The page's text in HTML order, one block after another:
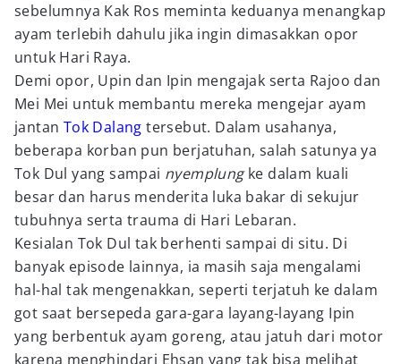
sebelumnya Kak Ros meminta keduanya menangkap
ayam terlebih dahulu jika ingin dimasakkan opor
untuk Hari Raya.
Demi opor, Upin dan Ipin mengajak serta Rajoo dan
Mei Mei untuk membantu mereka mengejar ayam
jantan Tok Dalang tersebut. Dalam usahanya,
beberapa korban pun berjatuhan, salah satunya ya
Tok Dul yang sampai nyemplungke dalam kuali
besar dan harus menderita luka bakar di sekujur
tubuhnya serta trauma di Hari Lebaran.
Kesialan Tok Dul tak berhenti sampai di situ. Di
banyak episode lainnya, ia masih saja mengalami
hal-hal tak mengenakkan, seperti terjatuh ke dalam
got saat bersepeda gara-gara layang-layang Ipin
yang berbentuk ayam goreng, atau jatuh dari motor
karena menghindari Ehsan yang tak bisa melihat